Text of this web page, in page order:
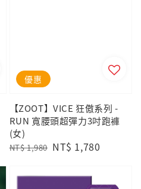
優惠
【ZOOT】VICE 狂傲系列 -
RUN 寬腰頭超彈力3吋跑褲
(女)
Regular
NT$ 1,980 Sale
NT$ 1,780